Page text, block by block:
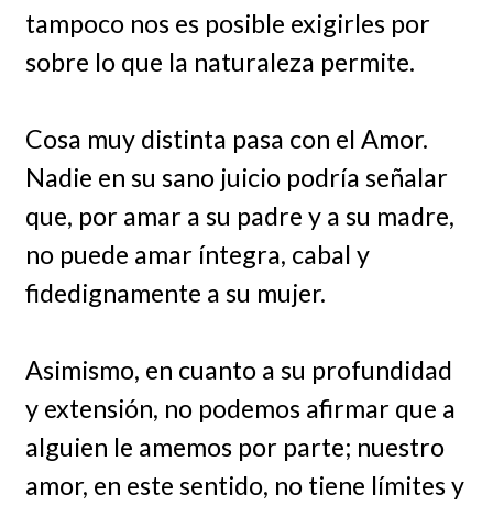
tampoco nos es posible exigirles por
sobre lo que la naturaleza permite.
Cosa muy distinta pasa con el Amor.
Nadie en su sano juicio podría señalar
que, por amar a su padre y a su madre,
no puede amar íntegra, cabal y
fidedignamente a su mujer.
Asimismo, en cuanto a su profundidad
y extensión, no podemos afirmar que a
alguien le amemos por parte; nuestro
amor, en este sentido, no tiene límites y